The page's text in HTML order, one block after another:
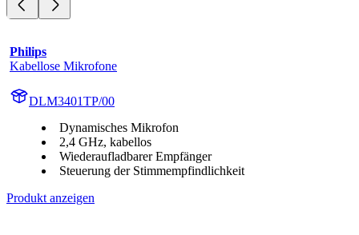
Philips
Kabellose Mikrofone
DLM3401TP/00
Dynamisches Mikrofon
2,4 GHz, kabellos
Wiederaufladbarer Empfänger
Steuerung der Stimmempfindlichkeit
Produkt anzeigen